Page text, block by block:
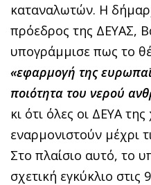
καταναλωτών. Η
πρόεδρος της ΔΕΥΑΣ,
υπογράμμισε πως το
«εφαρμογή της
ποιότητα του νερού
κι ότι όλες οι ΔΕΥΑ
εναρμονιστούν μέχρι
Στο πλαίσιο αυτό, το
σχετική εγκύκλιο στις